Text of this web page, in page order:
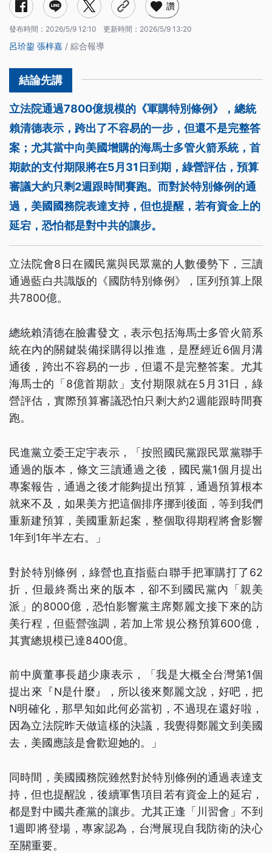
讚
發布時間： 2026/5/9 12:10 更新時間： 2026/5/9 13:20
呂玠鋆 張梓嘉 / 綜合報導
立法院通過7800億規模的《軍購特別條例》，總統
賴清德表示，跨出了不容易的一步，但還不是完整答
案；尤其當中向美國增購的海馬士多管火箭系統，首
期款的支付期限將在5月31日到期，綠營評估，預算
審議大約只剩2週跟時間賽跑。而對於特別條例的通
過，美國國務院表達支持，但也提醒，若有資金上的
延宕，恐怕都是對中共的讓步。
立法院會8日在國民黨與民眾黨的人數優勢下，三讀
通過藍白共識版的《國防特別條例》，匡列預算上限
共7800億。
總統賴清德在臉書發文，表示包括海馬士多管火箭系
統在內的關鍵裝備採購得以推進，是歷經近6個月溝
通後，跨出不容易的一步，但還不是完整答案。尤其
海馬士的「8億首期款」支付期限就在5月31日，綠
營評估，實際預算審議恐怕只剩大約2週能跟時間賽
跑。
民進黨立委王定宇表示，「按照國民黨跟民眾黨聯手
通過的版本，條文三讀通過之後，國民黨1個月提出
專案報告，通過之後才能夠提出預算，通過預算根本
就來不及，如果美方把這個排序挪到後面，等到我們
重新建預算，美國重新起案，整個取得期程將會影響
1年到1年半左右。」
對於特別條例，綠營也直指藍白聯手把軍購打了62
折，但最終喬出來的版本，卻不到國民黨內「親美
派」的8000億，恐怕影響黨主席鄭麗文接下來的訪
美行程，但藍營強調，若加上常規公務預算600億，
其實總規模已達8400億。
前中廣董事長趙少康表示，「我是大概全台灣第1個
提出來『N是什麼』，所以後來鄭麗文說，好吧，把
N明確化，那早知如此何必當初，不過現在還好啦，
因為立法院昨天做這樣的決議，我覺得鄭麗文到美國
去，美國應該是會歡迎她的。」
同時間，美國國務院雖然對於特別條例的通過表達支
持，但也提醒說，後續軍售項目若有資金上的延宕，
都是對中國共產黨的讓步。尤其正逢「川習會」不到
1週即將登場，專家認為，台灣展現自我防衛的決心
至關重要。